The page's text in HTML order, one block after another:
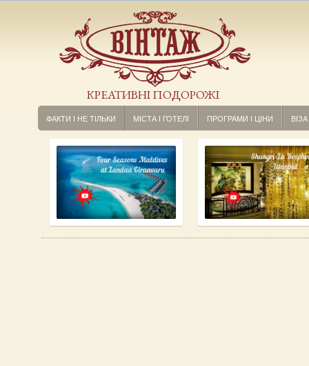
КРЕАТИВНІ ПОДОРОЖІ
ФАКТИ І НЕ ТІЛЬКИ МІСТА І ГОТЕЛІ ПРОГРАМИ І ЦІНИ ВІЗА